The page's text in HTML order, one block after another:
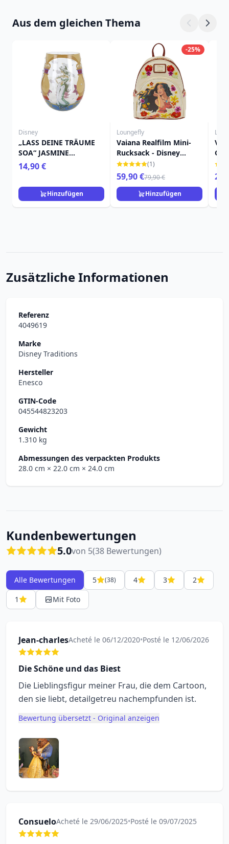
Aus dem gleichen Thema
Disney
„LASS DEINE TRÄUME
SOA“ JASMINE
STIELLOSES GLAS –
DISNEY LOLITA
14,90 €
Hinzufügen
-25%
Loungefly
Vaiana Realfilm Mini-
Rucksack - Disney
Loungefly(1)
59,90 €79,90 €
Hinzufügen
Zusätzliche Informationen
Referenz
4049619
Marke
Disney Traditions
Hersteller
Enesco
GTIN-Code
045544823203
Gewicht
1.310 kg
Abmessungen des verpackten Produkts
28.0 cm × 22.0 cm × 24.0 cm
Kundenbewertungen
5.0von 5(38 Bewertungen)
Alle Bewertungen 5 (38) 4 3
2
1
Mit Foto
Jean-charlesAcheté le 06/12/2020•Posté le 12/06/2026
Die Schöne und das Biest
Die Lieblingsfigur meiner Frau, die dem Cartoon,
den sie liebt, detailgetreu nachempfunden ist.
Bewertung übersetzt - Original anzeigen
ConsueloAcheté le 29/06/2025•Posté le 09/07/2025